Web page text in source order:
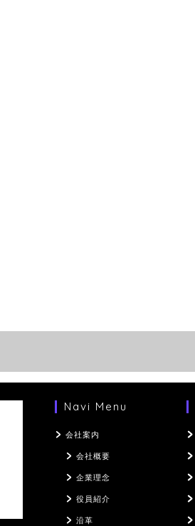
Navi Menu
会社案内
会社概要
企業理念
役員紹介
沿革